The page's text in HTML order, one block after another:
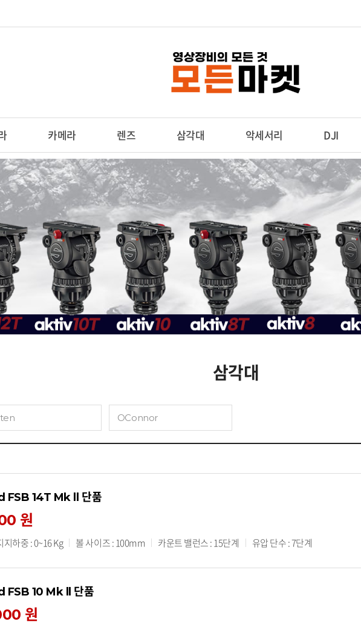
카메라 렌즈 삼각대 악세서리 DJI
삼각대
OConnor
FSB 14T Mk ll 단품
원
지하중 : 0~16 Kg 볼 사이즈 : 100mm 카운트 밸런스 : 15단계 유압 단수 : 7단계
FSB 10 Mk ll 단품
원